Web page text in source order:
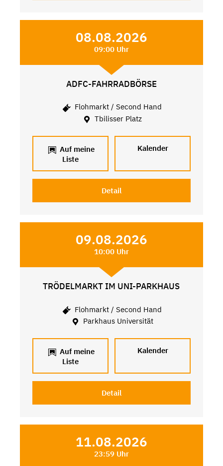
08.08.2026
09:00 Uhr
ADFC-FAHRRADBÖRSE
Flohmarkt / Second Hand
Tbilisser Platz
Auf meine
Liste
Kalender
Detail
09.08.2026
10:00 Uhr
TRÖDELMARKT IM UNI-PARKHAUS
Flohmarkt / Second Hand
Parkhaus Universität
Auf meine
Liste
Kalender
Detail
11.08.2026
23:59 Uhr